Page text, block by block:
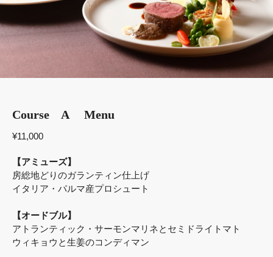
Course A Menu
¥11,000
【アミューズ】
房総地どりのガランティン仕上げ
イタリア・パルマ産プロシュート
【オードブル】
アトランティック・サーモンマリネとセミドライトマト
ウィキョウと生姜のコンディマン